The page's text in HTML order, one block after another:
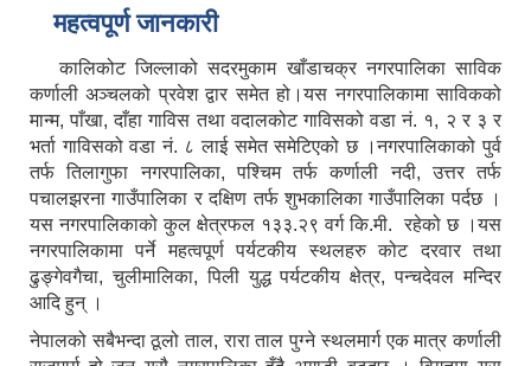
महत्वपूर्ण जानकारी
कालिकोट जिल्लाको सदरमुकाम खाँडाचक्र नगरपालिका साविक
कर्णाली अञ्चलको प्रवेश द्वार समेत हो।यस नगरपालिकामा साविकको
मान्म, पाँखा, दाँहा गाविस तथा वदालकोट गाविसको वडा नं. १, २ र ३ र
भर्ता गाविसको वडा नं. ८ लाई समेत समेटिएको छ ।नगरपालिकाको पुर्व
तर्फ तिलागुफा नगरपालिका, पश्चिम तर्फ कर्णाली नदी, उत्तर तर्फ
पचालझरना गाउँपालिका र दक्षिण तर्फ शुभकालिका गाउँपालिका पर्दछ ।
यस नगरपालिकाको कुल क्षेत्रफल १३३.२९ वर्ग कि.मी. रहेको छ ।यस
नगरपालिकामा पर्ने महत्वपूर्ण पर्यटकीय स्थलहरु कोट दरवार तथा
ढुङ्गेवगैचा, चुलीमालिका, पिली युद्ध पर्यटकीय क्षेत्र, पन्चदेवल मन्दिर
आदि हुन् ।
नेपालको सबैभन्दा ठूलो ताल, रारा ताल पुग्ने स्थलमार्ग एक मात्र कर्णाली